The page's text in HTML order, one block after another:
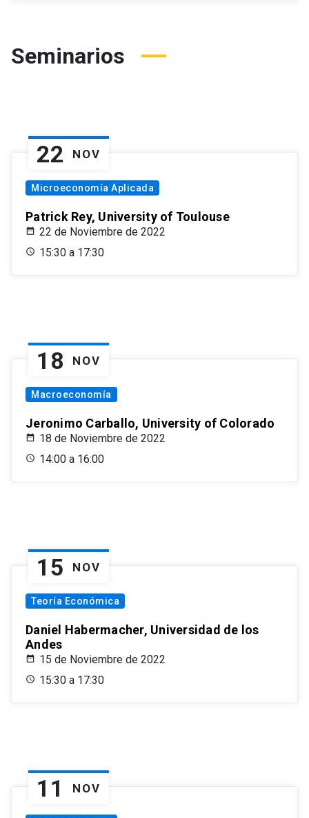
Seminarios
22 NOV
Microeconomía Aplicada
Patrick Rey, University of Toulouse
22 de Noviembre de 2022
15:30 a 17:30
18 NOV
Macroeconomía
Jeronimo Carballo, University of Colorado
18 de Noviembre de 2022
14:00 a 16:00
15 NOV
Teoría Económica
Daniel Habermacher, Universidad de los
Andes
15 de Noviembre de 2022
15:30 a 17:30
11 NOV